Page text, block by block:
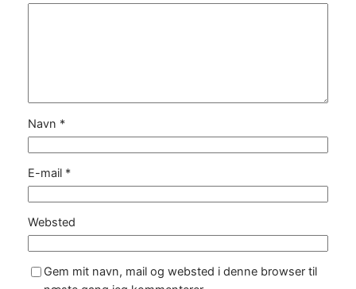
Navn *
E-mail *
Websted
Gem mit navn, mail og websted i denne browser til